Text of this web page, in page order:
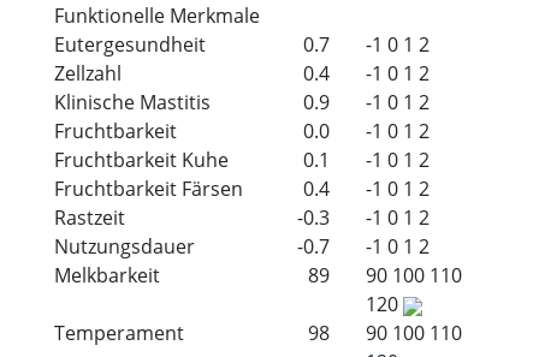
Funktionelle Merkmale
Eutergesundheit
0.7 -1 0 1 2
Zellzahl
0.4 -1 0 1 2
Klinische Mastitis
0.9 -1 0 1 2
Fruchtbarkeit
0.0 -1 0 1 2
Fruchtbarkeit Kuhe
0.1 -1 0 1 2
Fruchtbarkeit Färsen
0.4 -1 0 1 2
Rastzeit
-0.3 -1 0 1 2
Nutzungsdauer
-0.7 -1 0 1 2
Melkbarkeit
89 90 100 110
120
Temperament
98 90 100 110